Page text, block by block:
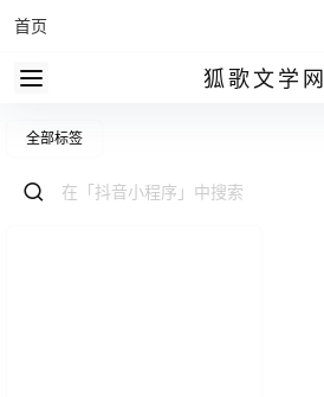
首页
狐歌文学网
全部标签